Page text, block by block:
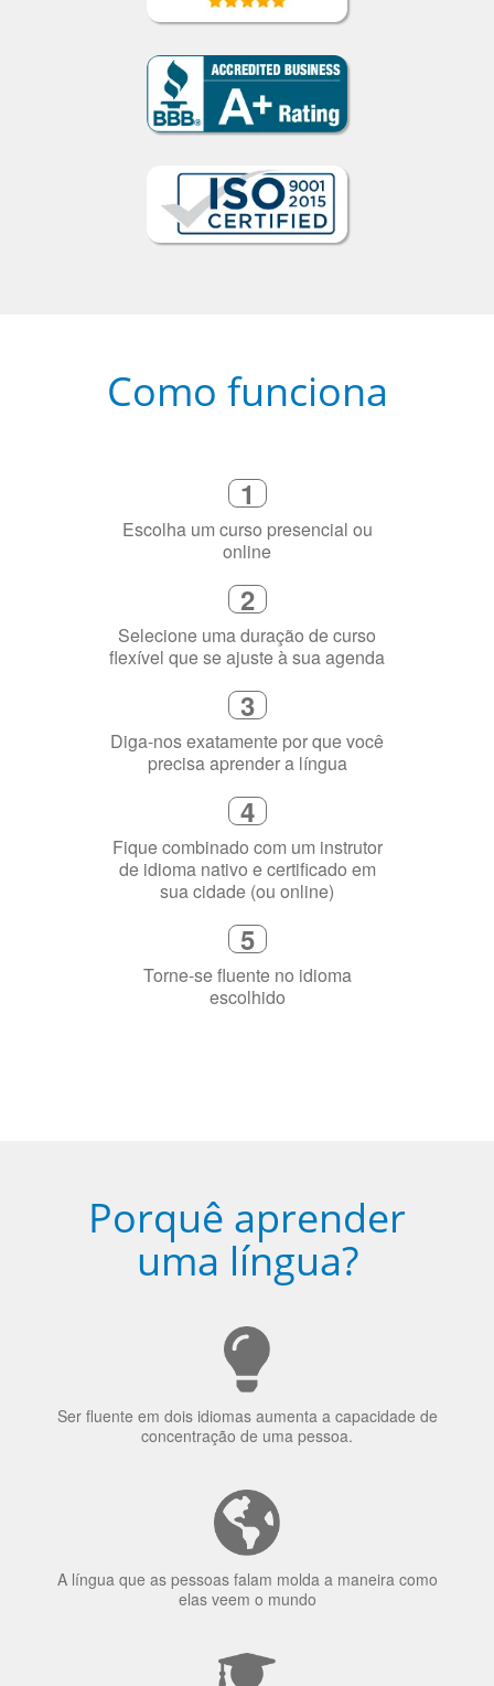
Como funciona
Escolha um curso presencial ou
online
Selecione uma duração de curso
flexível que se ajuste à sua agenda
Diga-nos exatamente por que você
precisa aprender a língua
Fique combinado com um instrutor
de idioma nativo e certificado em
sua cidade (ou online)
5
Torne-se fluente no idioma
escolhido
Porquê aprender
uma língua?
Ser fluente em dois idiomas aumenta a capacidade de
concentração de uma pessoa.
A língua que as pessoas falam molda a maneira como
elas veem o mundo